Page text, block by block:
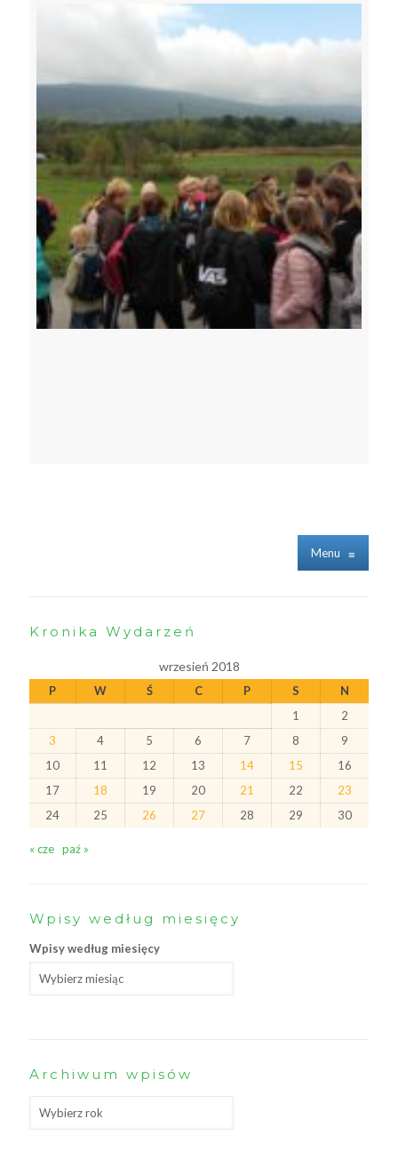
Menu ≡
Kronika Wydarzeń
wrzesień 2018
P W Ś C P S
N
1
2
3
4 5 6 7 8
9
10
11 12 13 14 15
16
17
18 19 20 21 22
23
24
25 26 27 28 29 30
« cze paź »
Wpisy według miesięcy
Wpisy według miesięcy
Archiwum wpisów